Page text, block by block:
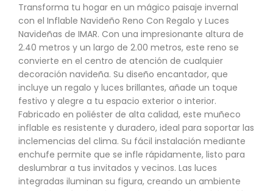
Transforma tu hogar en un mágico paisaje invernal
con el Inflable Navideño Reno Con Regalo y Luces
Navideñas de IMAR. Con una impresionante altura de
2.40 metros y un largo de 2.00 metros, este reno se
convierte en el centro de atención de cualquier
decoración navideña. Su diseño encantador, que
incluye un regalo y luces brillantes, añade un toque
festivo y alegre a tu espacio exterior o interior.
Fabricado en poliéster de alta calidad, este muñeco
inflable es resistente y duradero, ideal para soportar las
inclemencias del clima. Su fácil instalación mediante
enchufe permite que se infle rápidamente, listo para
deslumbrar a tus invitados y vecinos. Las luces
integradas iluminan su figura, creando un ambiente